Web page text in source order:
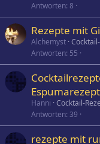
Antworten 8
Rezepte mit
Alchemyst
Antworten 55
Hanni Cocktail-
Antworten 39
rezepte mit